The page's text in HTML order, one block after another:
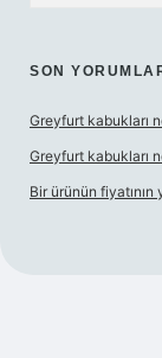
SON
Greyfurt kabukları
Greyfurt kabukları
Bir ürünün fiyatının